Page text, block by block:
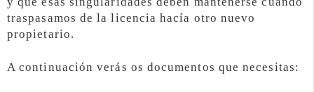
traspasamos de la licencia hacía otro nuevo
propietario.
A continuación verás os documentos que necesitas: